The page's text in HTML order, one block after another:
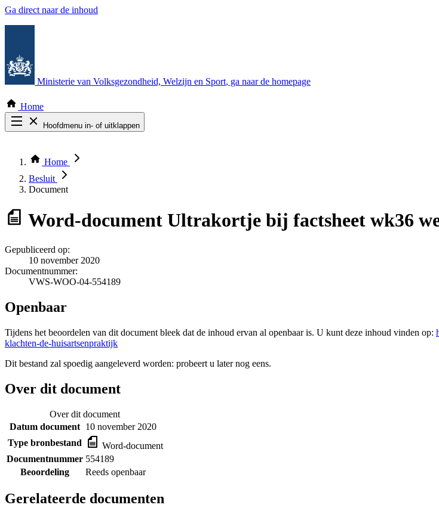
Ga direct naar de inhoud
Ministerie van Volksgezondheid, Welzijn en Sport, ga naar de homepage
Home
Hoofdmenu in- of uitklappen
Thema COVID-19
Bekijk per bestuursorgaan
Home
Besluit
Document
Word-document Ultrakortje bij factsheet wk36
Gepubliceerd op:
10 november 2020
Documentnummer:
VWS-WOO-04-554189
Openbaar
Tijdens het beoordelen van dit document bleek dat de inhoud ervan al openbaar is. U kunt deze inhoud vinden op:
klachten-de-huisartsenpraktijk
Dit bestand zal spoedig aangeleverd worden: probeert u later nog eens.
Over dit document
Over dit document
Datum document 10 november 2020
Type bronbestand
Word-document
Documentnummer 554189
Beoordeling
Reeds openbaar
Gerelateerde documenten